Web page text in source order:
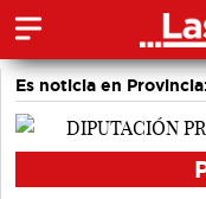
Es noticia en
Medio Ambiente